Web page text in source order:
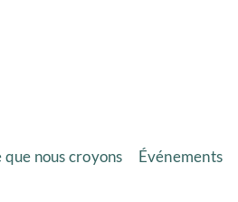
que nous croyons Événements